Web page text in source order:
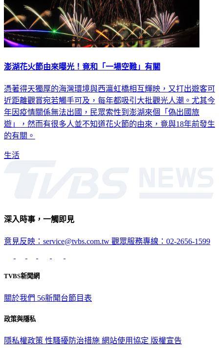
澎湖花火節由來曝光！竟和「一場空難」有關
憑著得天獨厚的海灣環境與西瀛虹橋相互輝映，又打出遊客可
近距離觀賞宛若觸手可及，每年都吸引大批觀光人潮。尤其今
年因疫情關係無法出國，民眾索性到澎湖來個「偽出國旅
遊」，然而有很多人並不知道花火節的由來，竟與18年前發生
的有關。
生活
深入時事，一觸即見
意見反映：service@tvbs.com.tw 觀眾服務專線：02-2656-1599
TVBS新聞網
關於我們 56新聞台節目表
政策與隱私
隱私權政策 性騷擾防治措施 網站使用協定 版權宣告